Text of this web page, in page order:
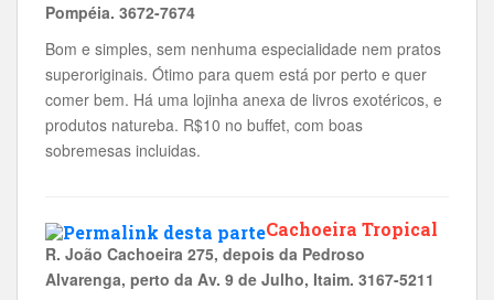
Pompéia. 3672-7674
Bom e simples, sem nenhuma especialidade nem pratos
superoriginais. Ótimo para quem está por perto e quer
comer bem. Há uma lojinha anexa de livros exotéricos, e
produtos natureba. R$10 no buffet, com boas
sobremesas incluidas.
Cachoeira Tropical
R. João Cachoeira 275, depois da Pedroso
Alvarenga, perto da Av. 9 de Julho, Itaim. 3167-5211